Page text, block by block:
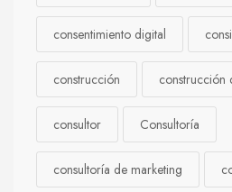
consentimiento digital
construcción construcción
consultor Consultoría
consultoría de marketing